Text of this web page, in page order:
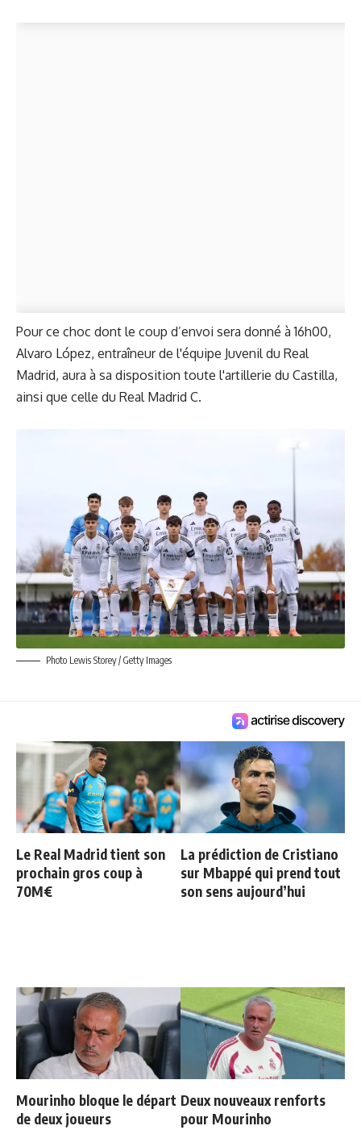
Pour ce choc dont le coup d’envoi sera donné à 16h00,
Alvaro López, entraîneur de l'équipe Juvenil du Real
Madrid, aura à sa disposition toute l'artillerie du Castilla,
ainsi que celle du Real Madrid C.
Photo Lewis Storey / Getty Images
Le Real Madrid tient son
prochain gros coup à
70M€
La prédiction de Cristiano
sur Mbappé qui prend tout
son sens aujourd’hui
Mourinho bloque le départ
de deux joueurs
Deux nouveaux renforts
pour Mourinho